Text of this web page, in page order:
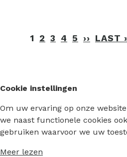
Paginering
1 2 3 4 5 ›› LAST
Cookie instellingen
Om uw ervaring op onze
we naast functionele cookies
gebruiken waarvoor we uw
Meer lezen